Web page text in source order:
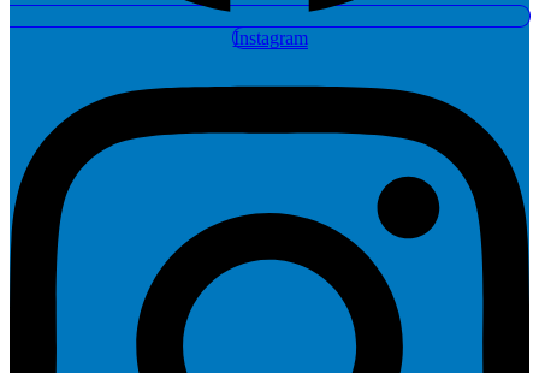
Instagram